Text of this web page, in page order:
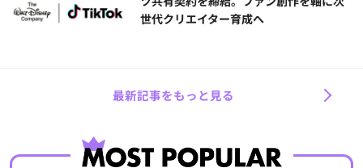
世代クリエイター育成へ
最新記事をもっと見る